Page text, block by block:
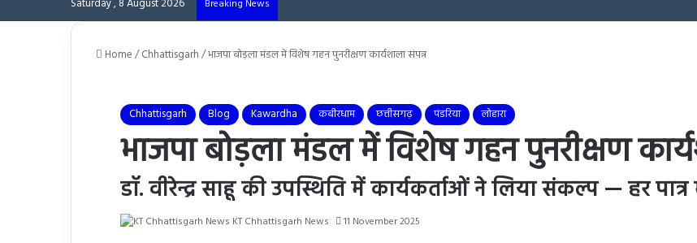
Saturday , 8 August 2026 Breaking News
Home/Chhattisgarh/भाजपा बोड़ला मंडल में विशेष गहन पुनरीक्षण कार्यशाला संपन्न
Chhattisgarh Blog Kawardha कबीरधाम छत्तीसगढ़ पंडरिया लोहारा
भाजपा बोड़ला मंडल में विशेष गहन पुनरीक्षण
डॉ. वीरेन्द्र साहू की उपस्थिति में कार्यकर्ताओं ने लिया संकल्प — हर
KT Chhattisgarh News 11 November 2025